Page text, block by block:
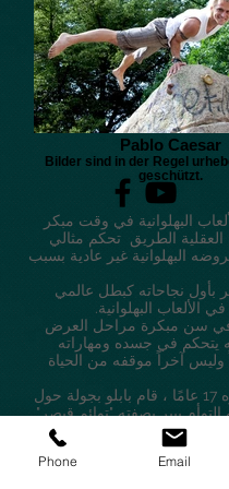
Pablo Caesar
Bilder sind in der Regel
geschützt.
البهلوانية في وقت مبكر
الطريق تحكم مثالي
البهلوانية غير عادية بسبب
بأول نجاحاته كبطل عالمي
الألعاب البهلوانية.
في سن مبكرة مراحل العرض
يتحكم في جسده ومهاراته
وليس آخراً موقفه من الحياة
منذ أن كان عمره 17 عامًا ، قام بابلو بجولة حول
بيير بصفته "توائم قيصر"
مع شيرلي باسي وشارون
ريتشارد وأندريا بوتشيلي.
قاموا بأداء عرضهم الفردي "Caesar Twins" في
Phone Email